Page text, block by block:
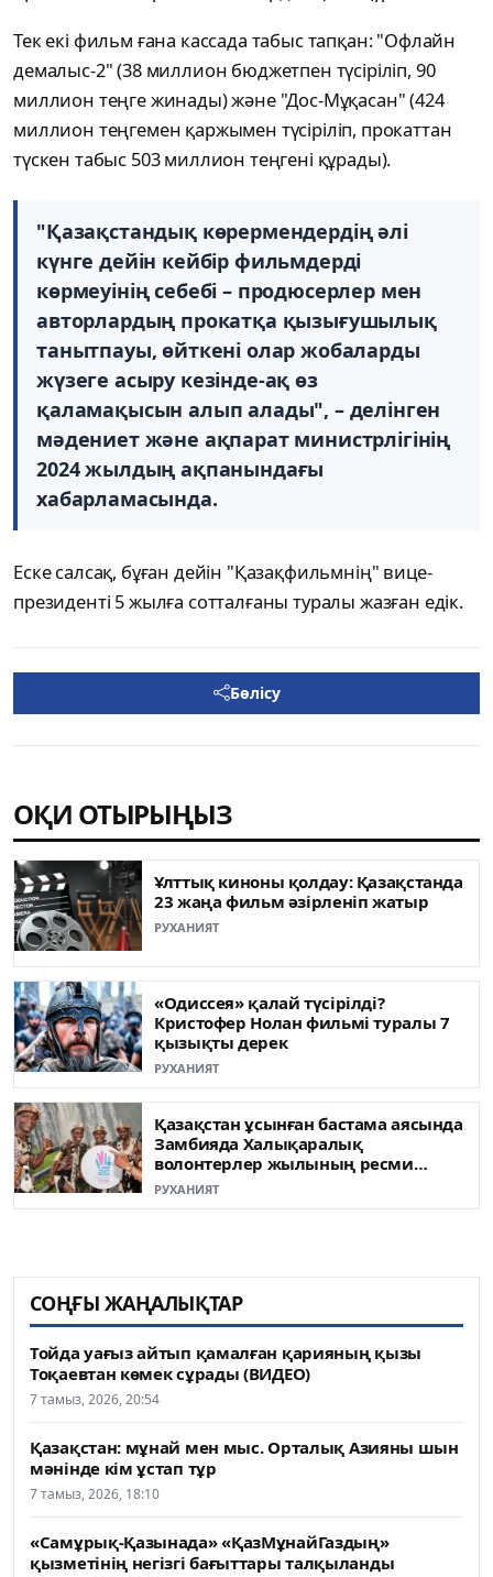
Тек екі фильм ғана кассада табыс тапқан: "Офлайн
демалыс-2" (38 миллион бюджетпен түсіріліп, 90
миллион теңге жинады) және "Дос-Мұқасан" (424
миллион теңгемен қаржымен түсіріліп, прокаттан
түскен табыс 503 миллион теңгені құрады).
"Қазақстандық көрермендердің әлі
күнге дейін кейбір фильмдерді
көрмеуінің себебі – продюсерлер мен
авторлардың прокатқа қызығушылық
танытпауы, өйткені олар жобаларды
жүзеге асыру кезінде-ақ өз
қаламақысын алып алады", – делінген
мәдениет және ақпарат министрлігінің
2024 жылдың ақпанындағы
хабарламасында.
Еске салсақ, бұған дейін "Қазақфильмнің" вице-
президенті 5 жылға сотталғаны туралы жазған едік.
Бөлісу
ОҚИ ОТЫРЫҢЫЗ
Ұлттық киноны қолдау: Қазақстанда
23 жаңа фильм әзірленіп жатыр
РУХАНИЯТ
«Одиссея» қалай түсірілді?
Кристофер Нолан фильмі туралы 7
қызықты дерек
РУХАНИЯТ
Қазақстан ұсынған бастама аясында
Замбияда Халықаралық
волонтерлер жылының ресми
ашылуы өтті
РУХАНИЯТ
СОҢҒЫ ЖАҢАЛЫҚТАР
Тойда уағыз айтып қамалған қарияның қызы
Тоқаевтан көмек сұрады (ВИДЕО)
7 тамыз, 2026, 20:54
Қазақстан: мұнай мен мыс. Орталық Азияны шын
мәнінде кім ұстап тұр
7 тамыз, 2026, 18:10
«Самұрық-Қазынада» «ҚазМұнайГаздың»
қызметінің негізгі бағыттары талқыланды